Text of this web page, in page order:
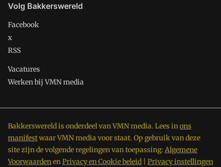
Volg Bakkerswereld
Facebook
x
RSS
Vacatures
Werken bij VMN media
Bakkerswereld is onderdeel van VMN media. Lees inons
manifestwaar VMN media voor staat. Op gebruik van deze
site zijn de volgende regelingen van toepassing: Algemene
VoorwaardenenPrivacy en Cookie beleid Privacy instellingen